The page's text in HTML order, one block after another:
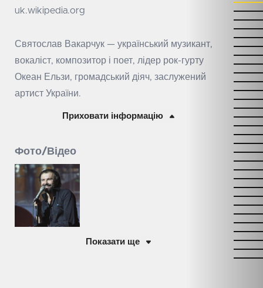
uk.wikipedia.org
Святослав Вакарчук — український музикант,
вокаліст, композитор і поет, лідер рок-гурту
Океан Ельзи, громадський діяч, заслужений
артист України.
Приховати інформацію
Фото/Відео
Показати ще